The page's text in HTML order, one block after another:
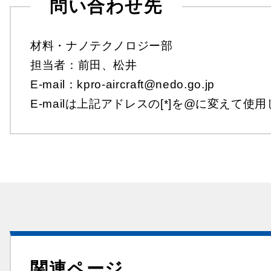
問い合わせ先
材料・ナノテクノロジー部
担当者：前田、松井
E-mail：kpro-aircraft@nedo.go.jp
E-mailは上記アドレスの[*]を@に変えて使用